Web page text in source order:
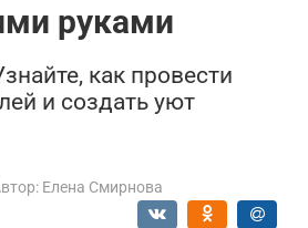
руками
как провести
и создать уют
Елена Смирнова